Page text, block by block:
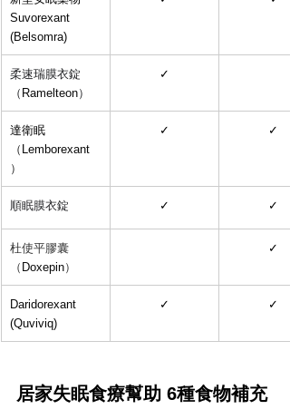
Suvorexant
(Belsomra)
柔速瑞膜衣錠
（ Ramelteon）
✓
達衛眠
（ Lemborexant
）
✓ ✓
順眠膜衣錠 ✓ ✓
杜使平膠囊
（ Doxepin）
✓
Daridorexant
(Quviviq)
✓ ✓
居家失眠食療幫助 6種食物補充